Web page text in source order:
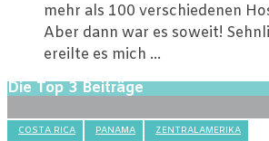
mehr als 100 verschiedenen
Aber dann war es soweit!
ereilte es mich ...
Die Top 3 Beiträge
COSTA RICA PANAMA ZENTRALAMERIKA